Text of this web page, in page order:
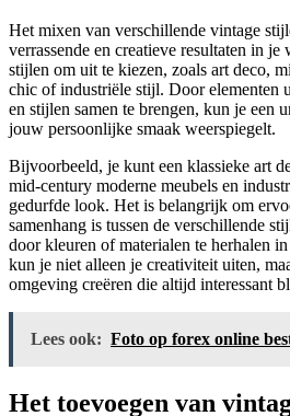
Het mixen van verschillende vintage
verrassende en creatieve resultaten in
stijlen om uit te kiezen, zoals art deco,
chic of industriële stijl. Door elementen
en stijlen samen te brengen, kun je een
jouw persoonlijke smaak weerspiegelt.
Bijvoorbeeld, je kunt een klassieke art
mid-century moderne meubels en
gedurfde look. Het is belangrijk om
samenhang is tussen de verschillende
door kleuren of materialen te herhalen
kun je niet alleen je creativiteit uiten,
omgeving creëren die altijd interessant
Lees ook: Foto op forex online
Het toevoegen van